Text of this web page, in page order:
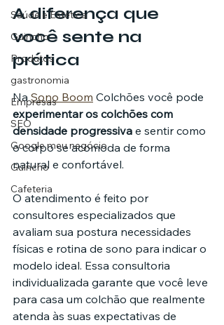
Saúde e Estética
Guincho
Produtos
gastronomia
Empresas
SEO
Google meu negócio
Guincho
Cafeteria
A diferença que
você sente na
prática
Na Sono Boom Colchões você pode
experimentar os colchões com
densidade progressiva e sentir como
o corpo se acomoda de forma
natural e confortável.
O atendimento é feito por
consultores especializados que
avaliam sua postura necessidades
físicas e rotina de sono para indicar o
modelo ideal. Essa consultoria
individualizada garante que você leve
para casa um colchão que realmente
atenda às suas expectativas de